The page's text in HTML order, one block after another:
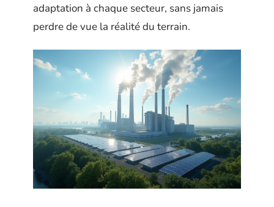
adaptation à chaque secteur, sans jamais
perdre de vue la réalité du terrain.